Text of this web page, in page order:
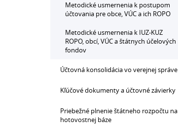
Metodické usmernenia k postupom
účtovania pre obce, VÚC a ich ROPO
Metodické usmernenia k IUZ-KUZ
ROPO, obcí, VÚC a štátnych účelových
fondov
Účtovná konsolidácia vo verejnej správe
Kľúčové dokumenty a účtovné závierky
Priebežné plnenie štátneho rozpočtu na
hotovostnej báze